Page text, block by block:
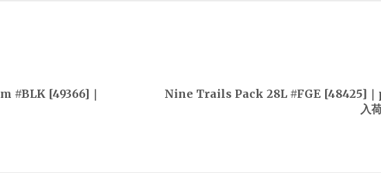
#BLK [49366]｜
Nine Trails Pack 28L #FGE [48425]
入